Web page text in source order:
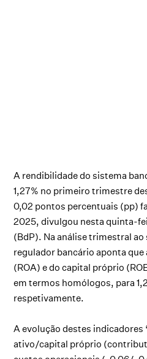
A rendibilidade do sistema
1,27% no primeiro trimestre
0,02 pontos percentuais (pp)
2025, divulgou nesta quinta-
(BdP). Na análise trimestral
regulador bancário aponta
(ROA) e do capital próprio
em termos homólogos, para
respetivamente.
A evolução destes
ativo/capital próprio